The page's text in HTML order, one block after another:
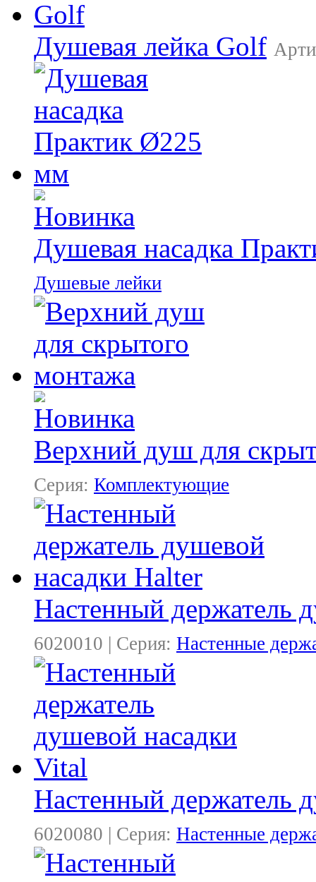
Душевая лейка Golf
Душевая насадка
Душевые лейки
Верхний душ для
Серия: Комплектующие
Настенный держатель
6020010 | Серия: Настенные
Настенный держатель
6020080 | Серия: Настенные